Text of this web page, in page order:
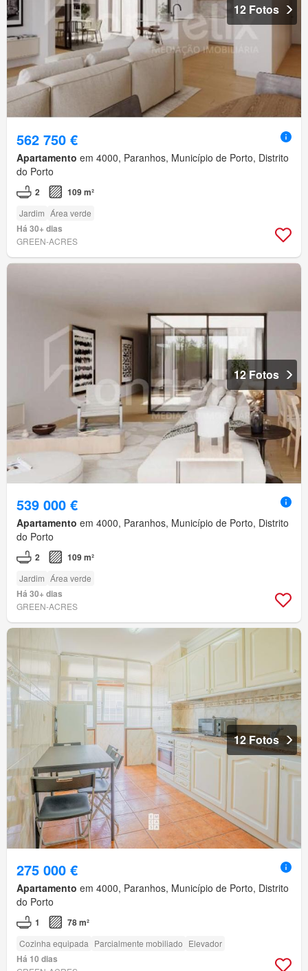
12 Fotos
562 750 €
Apartamento em 4000, Paranhos, Município de Porto, Distrito
do Porto
2 109 m²
Jardim Área verde
Há 30+ dias
GREEN-ACRES
12 Fotos
539 000 €
Apartamento em 4000, Paranhos, Município de Porto, Distrito
do Porto
2 109 m²
Jardim Área verde
Há 30+ dias
GREEN-ACRES
12 Fotos
275 000 €
Apartamento em 4000, Paranhos, Município de Porto, Distrito
do Porto
1 78 m²
Cozinha equipada Parcialmente mobiliado Elevador
Há 10 dias